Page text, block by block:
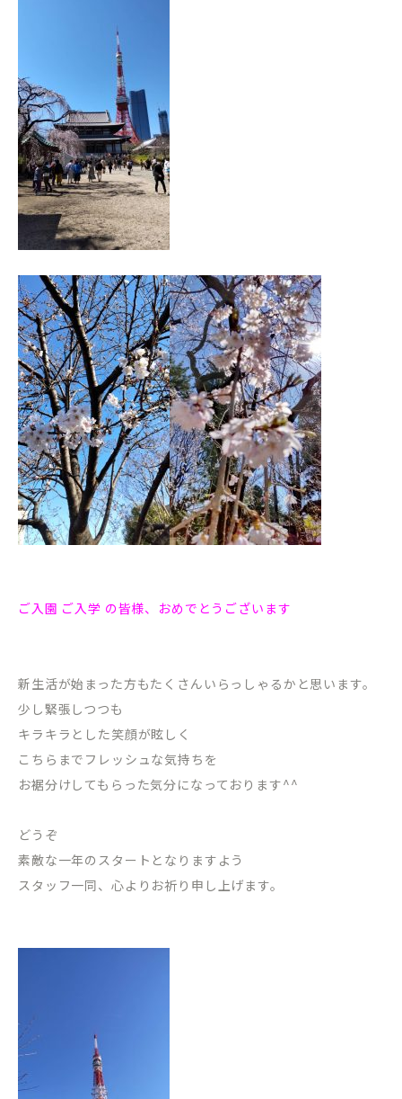
ご入園 ご入学 の皆様、おめでとうございます
新生活が始まった方もたくさんいらっしゃるかと思います。
少し緊張しつつも
キラキラとした笑顔が眩しく
こちらまでフレッシュな気持ちを
お裾分けしてもらった気分になっております^^
どうぞ
素敵な一年のスタートとなりますよう
スタッフ一同、心よりお祈り申し上げます。